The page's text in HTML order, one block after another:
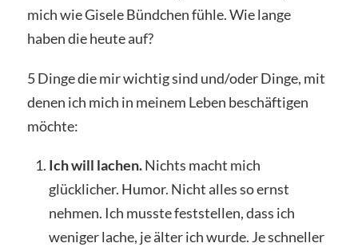
mich wie Gisele Bündchen fühle. Wie lange
haben die heute auf?
5 Dinge die mir wichtig sind und/oder Dinge, mit
denen ich mich in meinem Leben beschäftigen
möchte:
Ich will lachen.Nichts macht mich
glücklicher. Humor. Nicht alles so ernst
nehmen. Ich musste feststellen, dass ich
weniger lache, je älter ich wurde. Je schneller